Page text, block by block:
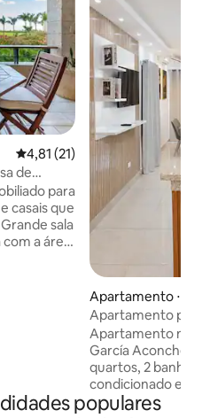
4,81 de uma avaliação média
4,81 (21)
de
de golfe
para
casais que
sala
a área
, smart
Apartamento ⋅ La
Apartamento
Romana
Apartamento nº 4
García Aconchegante e moderno, com 2
quartos, 2
condicionado e
varanda
populares